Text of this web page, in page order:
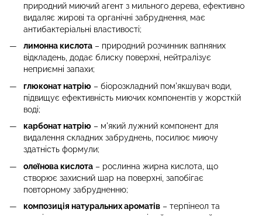
природний миючий агент з мильного дерева, ефективно
видаляє жирові та органічні забруднення, має
антибактеріальні властивості;
лимонна кислота – природний розчинник вапняних
відкладень, додає блиску поверхні, нейтралізує
неприємні запахи;
глюконат натрію – біорозкладний пом'якшувач води,
підвищує ефективність миючих компонентів у жорсткій
воді;
карбонат натрію – м'який лужний компонент для
видалення складних забруднень, посилює миючу
здатність формули;
олеїнова кислота – рослинна жирна кислота, що
створює захисний шар на поверхні, запобігає
повторному забрудненню;
композиція натуральних ароматів – терпінеол та